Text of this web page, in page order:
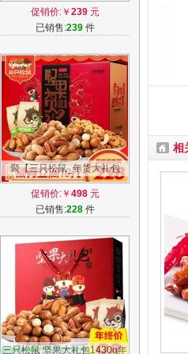
产熊本熊零食牛乳曲奇饼干礼
盒30枚
促销价:￥ 239元
已销售:239件
聚【三只松鼠_年货大礼包
2476g】零食每日混合坚果组
合礼盒12袋 B
促销价:￥ 498元
已销售:228件
三只松鼠 坚果大礼包1430g年
相